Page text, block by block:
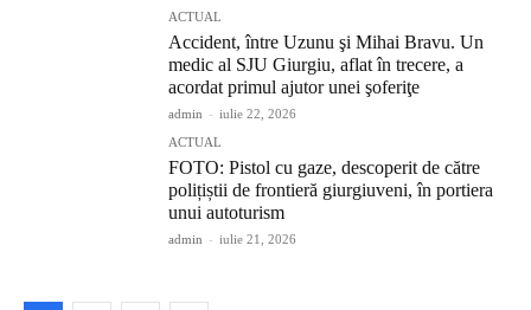
ACTUAL
Accident, între Uzunu şi Mihai Bravu. Un
medic al SJU Giurgiu, aflat în trecere, a
acordat primul ajutor unei şoferiţe
admin - iulie 22, 2026
ACTUAL
FOTO: Pistol cu gaze, descoperit de către
polițiștii de frontieră giurgiuveni, în portiera
unui autoturism
admin - iulie 21, 2026